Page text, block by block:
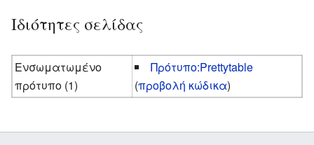
Ιδιότητες σελίδας
Ενσωματωμένο
πρότυπο (1)
Πρότυπο:Prettytable
(προβολή κώδικα)